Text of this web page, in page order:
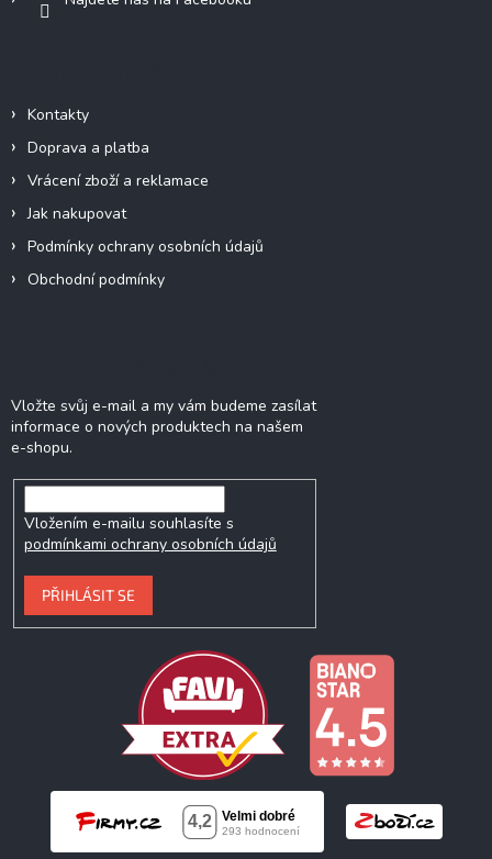
Kontakty
Doprava a platba
Vrácení zboží a reklamace
Jak nakupovat
Podmínky ochrany osobních údajů
Obchodní podmínky
Vložte svůj e-mail a my vám budeme zasílat
informace o nových produktech na našem
e-shopu.
Vložením e-mailu souhlasíte s
podmínkami ochrany osobních údajů
PŘIHLÁSIT SE